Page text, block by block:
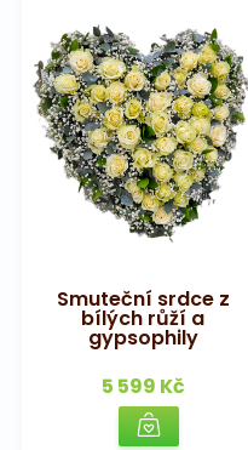
Smuteční srdce z
bílých růží a
gypsophily
5 599 Kč